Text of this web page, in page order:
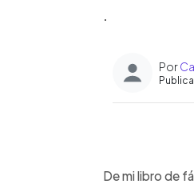
.
Por
De mi libro de